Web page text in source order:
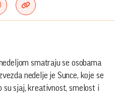
smatraju se osobama
nedelje je Sunce, koje se
su sjaj, kreativnost, smelost i